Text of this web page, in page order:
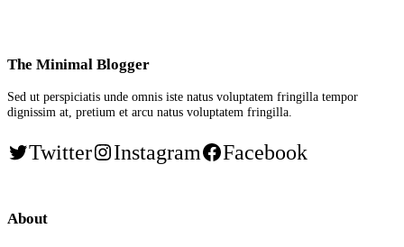
The Minimal Blogger
Sed ut perspiciatis unde omnis iste natus voluptatem fringilla tempor
dignissim at, pretium et arcu natus voluptatem fringilla.
Twitter Instagram Facebook
About